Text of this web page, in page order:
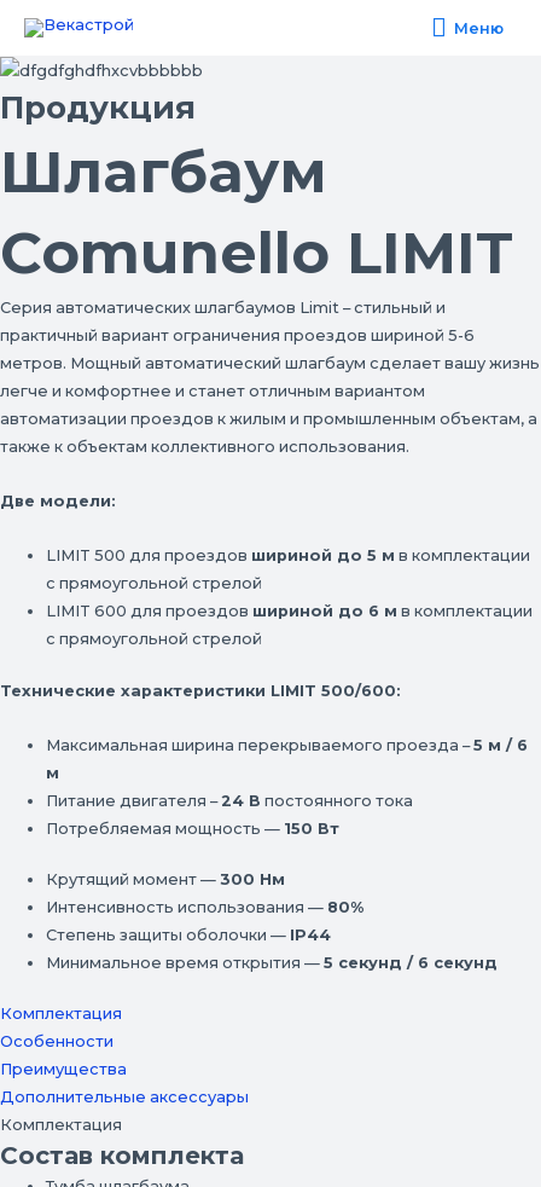
Меню
Меню
Продукция
Шлагбаум
Comunello LIMIT
Серия автоматических шлагбаумов Limit – стильный и
практичный вариант ограничения проездов шириной 5-6
метров. Мощный автоматический шлагбаум сделает вашу жизнь
легче и комфортнее и станет отличным вариантом
автоматизации проездов к жилым и промышленным объектам, а
также к объектам коллективного использования.
Две модели:
LIMIT 500 для проездов шириной до 5 м в комплектации
с прямоугольной стрелой
LIMIT 600 для проездов шириной до 6 м в комплектации
с прямоугольной стрелой
Технические характеристики LIMIT 500/600:
Максимальная ширина перекрываемого проезда –5 м / 6
м
Питание двигателя –24 В постоянного тока
Потребляемая мощность — 150 Вт
Крутящий момент —300 Нм
Интенсивность использования — 80%
Степень защиты оболочки — IP44
Минимальное время открытия —5 секунд / 6 секунд
Комплектация
Особенности
Преимущества
Дополнительные аксессуары
Комплектация
Состав комплекта